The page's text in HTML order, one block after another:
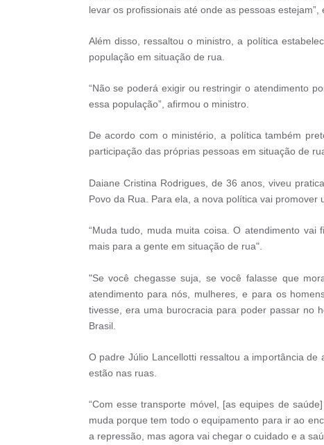
levar os profissionais até onde as pessoas estejam”,
Além disso, ressaltou o ministro, a política
população em situação de rua.
“Não se poderá exigir ou restringir o atendimento
essa população”, afirmou o ministro.
De acordo com o ministério, a política também
participação das próprias pessoas em situação de
Daiane Cristina Rodrigues, de 36 anos, viveu
Povo da Rua. Para ela, a nova política vai
“Muda tudo, muda muita coisa. O atendimento
mais para a gente em situação de rua".
"Se você chegasse suja, se você falasse que
atendimento para nós, mulheres, e para os
tivesse, era uma burocracia para poder passar no
Brasil.
O padre Júlio Lancellotti ressaltou a importância
estão nas ruas.
“Com esse transporte móvel, [as equipes de
muda porque tem todo o equipamento para ir ao
a repressão, mas agora vai chegar o cuidado e a